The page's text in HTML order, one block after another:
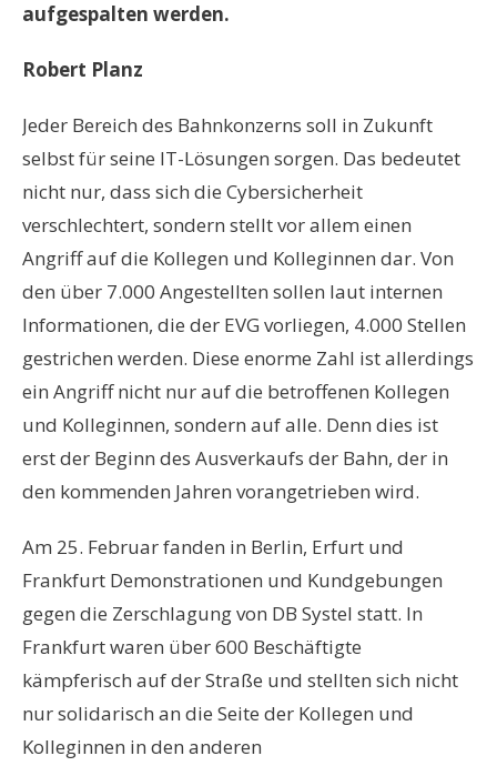
aufgespalten werden.
Robert Planz
Jeder Bereich des Bahnkonzerns soll in Zukunft
selbst für seine IT-Lösungen sorgen. Das bedeutet
nicht nur, dass sich die Cybersicherheit
verschlechtert, sondern stellt vor allem einen
Angriff auf die Kollegen und Kolleginnen dar. Von
den über 7.000 Angestellten sollen laut internen
Informationen, die der EVG vorliegen, 4.000 Stellen
gestrichen werden. Diese enorme Zahl ist allerdings
ein Angriff nicht nur auf die betroffenen Kollegen
und Kolleginnen, sondern auf alle. Denn dies ist
erst der Beginn des Ausverkaufs der Bahn, der in
den kommenden Jahren vorangetrieben wird.
Am 25. Februar fanden in Berlin, Erfurt und
Frankfurt Demonstrationen und Kundgebungen
gegen die Zerschlagung von DB Systel statt. In
Frankfurt waren über 600 Beschäftigte
kämpferisch auf der Straße und stellten sich nicht
nur solidarisch an die Seite der Kollegen und
Kolleginnen in den anderen